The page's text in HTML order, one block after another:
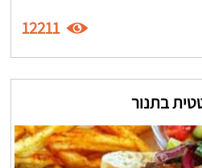
12211
בתנור